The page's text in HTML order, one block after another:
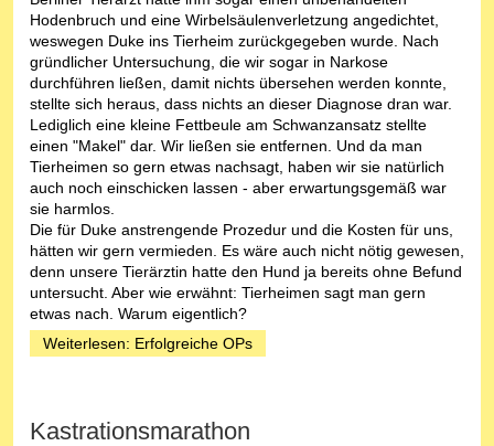
Hodenbruch und eine Wirbelsäulenverletzung angedichtet,
weswegen Duke ins Tierheim zurückgegeben wurde. Nach
gründlicher Untersuchung, die wir sogar in Narkose
durchführen ließen, damit nichts übersehen werden konnte,
stellte sich heraus, dass nichts an dieser Diagnose dran war.
Lediglich eine kleine Fettbeule am Schwanzansatz stellte
einen "Makel" dar. Wir ließen sie entfernen. Und da man
Tierheimen so gern etwas nachsagt, haben wir sie natürlich
auch noch einschicken lassen - aber erwartungsgemäß war
sie harmlos.
Die für Duke anstrengende Prozedur und die Kosten für uns,
hätten wir gern vermieden. Es wäre auch nicht nötig gewesen,
denn unsere Tierärztin hatte den Hund ja bereits ohne Befund
untersucht. Aber wie erwähnt: Tierheimen sagt man gern
etwas nach. Warum eigentlich?
Weiterlesen: Erfolgreiche OPs
Kastrationsmarathon